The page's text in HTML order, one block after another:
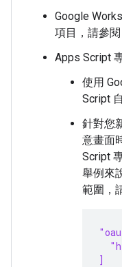
Google
項目，請參
Apps Script
使用
Script
針對您
意畫面
Script
舉例來
範圍，
]